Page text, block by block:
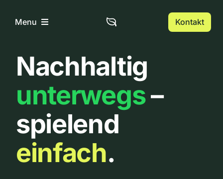
InhaltMenu
Home
Über uns
Urbanlist
Kontakt
Nachhaltig
unterwegs–
spielend
einfach.